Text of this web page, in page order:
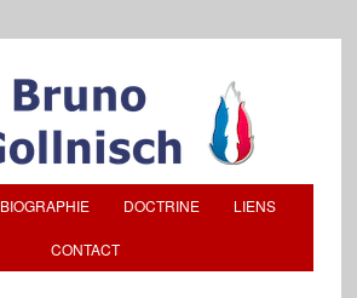
BIOGRAPHIE DOCTRINE LIENS
CONTACT